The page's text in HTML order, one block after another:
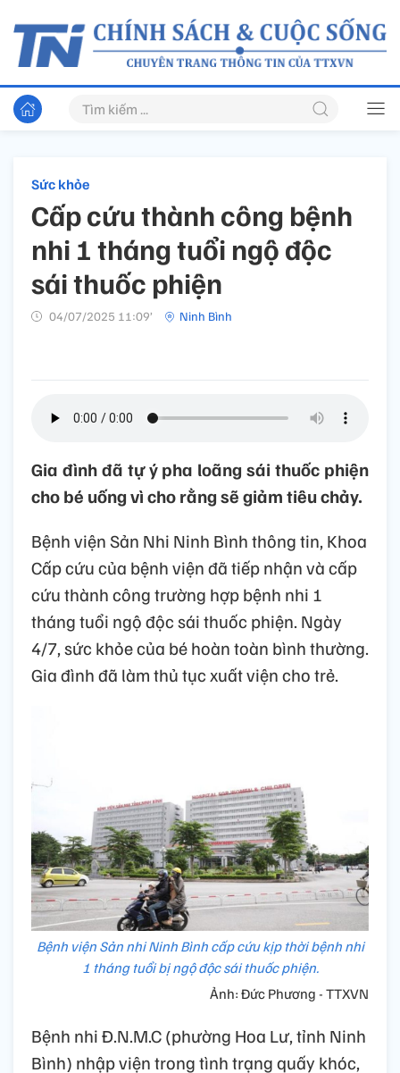
Sức khỏe
Cấp cứu thành công bệnh
nhi 1 tháng tuổi ngộ độc
sái thuốc phiện
04/07/2025 11:09’ Ninh Bình
Gia đình đã tự ý pha loãng sái thuốc phiện
cho bé uống vì cho rằng sẽ giảm tiêu chảy.
Bệnh viện Sản Nhi Ninh Bình thông tin, Khoa
Cấp cứu của bệnh viện đã tiếp nhận và cấp
cứu thành công trường hợp bệnh nhi 1
tháng tuổi ngộ độc sái thuốc phiện. Ngày
4/7, sức khỏe của bé hoàn toàn bình thường.
Gia đình đã làm thủ tục xuất viện cho trẻ.
Bệnh viện Sản nhi Ninh Bình cấp cứu kịp thời bệnh nhi
1 tháng tuổi bị ngộ độc sái thuốc phiện.
Ảnh: Đức Phương - TTXVN
Bệnh nhi Đ.N.M.C (phường Hoa Lư, tỉnh Ninh
Bình) nhập viện trong tình trạng quấy khóc,